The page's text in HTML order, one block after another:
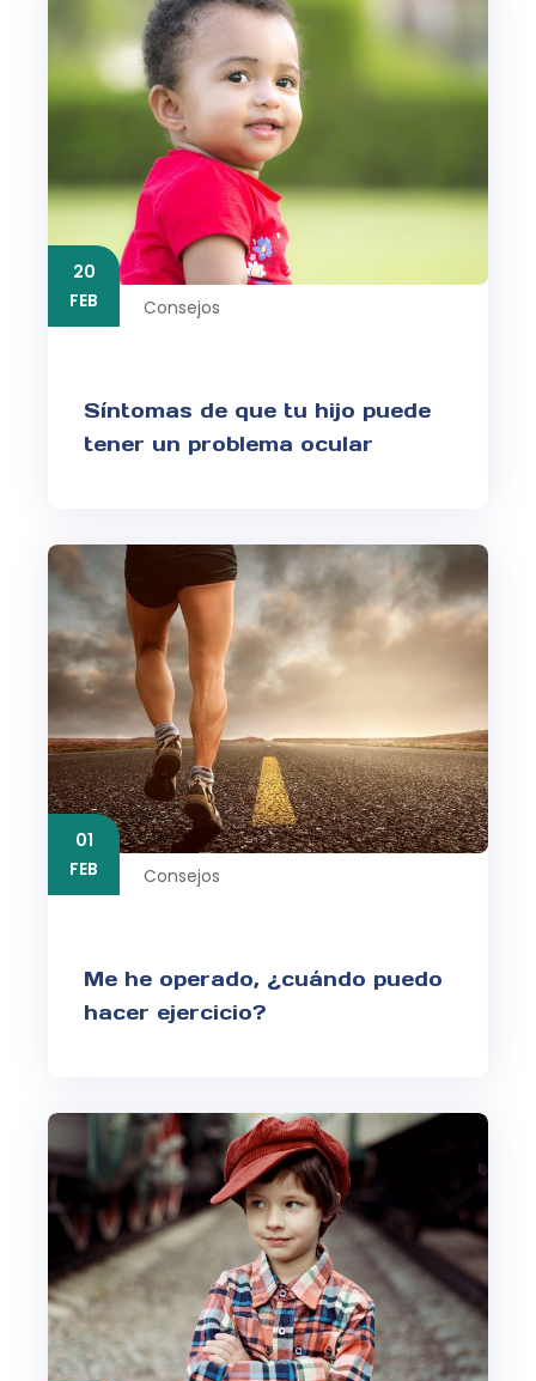
20
FEB
Consejos
Síntomas de que tu hijo puede
tener un problema ocular
01
FEB
Consejos
Me he operado, ¿cuándo puedo
hacer ejercicio?